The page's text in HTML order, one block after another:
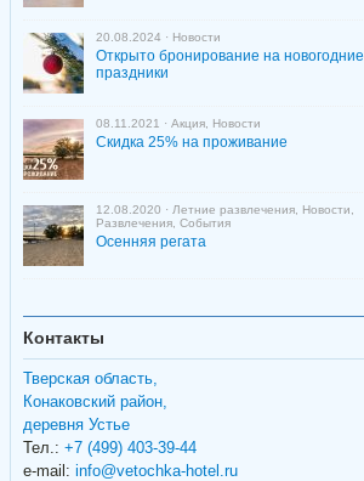
20.08.2024 · Новости
Открыто бронирование на новогодние
праздники
08.11.2021 · Акция Новости
Скидка 25% на проживание
12.08.2020 · Летние развлечения Новости
Развлечения События
Осенняя регата
Контакты
Тверская область,
Конаковский район,
деревня Устье
Тел.: +7 (499) 403-39-44
e-mail: info@vetochka-hotel.ru